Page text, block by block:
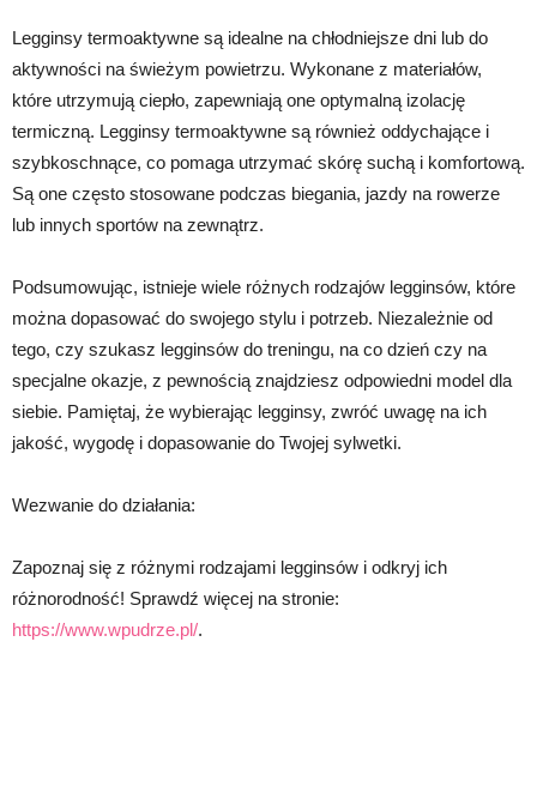
Legginsy termoaktywne są idealne na chłodniejsze dni lub do
aktywności na świeżym powietrzu. Wykonane z materiałów,
które utrzymują ciepło, zapewniają one optymalną izolację
termiczną. Legginsy termoaktywne są również oddychające i
szybkoschnące, co pomaga utrzymać skórę suchą i komfortową.
Są one często stosowane podczas biegania, jazdy na rowerze
lub innych sportów na zewnątrz.
Podsumowując, istnieje wiele różnych rodzajów legginsów, które
można dopasować do swojego stylu i potrzeb. Niezależnie od
tego, czy szukasz legginsów do treningu, na co dzień czy na
specjalne okazje, z pewnością znajdziesz odpowiedni model dla
siebie. Pamiętaj, że wybierając legginsy, zwróć uwagę na ich
jakość, wygodę i dopasowanie do Twojej sylwetki.
Wezwanie do działania:
Zapoznaj się z różnymi rodzajami legginsów i odkryj ich
różnorodność! Sprawdź więcej na stronie:
https://www.wpudrze.pl/.